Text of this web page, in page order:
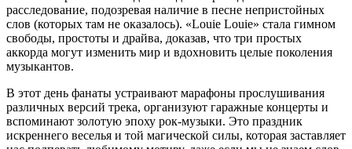
расследование, подозревая наличие в песне непристойных
слов (которых там не оказалось). «Louie Louie» стала гимном
свободы, простоты и драйва, доказав, что три простых
аккорда могут изменить мир и вдохновить целые поколения
музыкантов.
В этот день фанаты устраивают марафоны прослушивания
различных версий трека, организуют гаражные концерты и
вспоминают золотую эпоху рок-музыки. Это праздник
искреннего веселья и той магической силы, которая заставляет